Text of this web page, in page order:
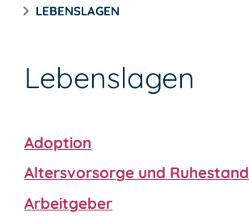
LEBENSLAGEN
Lebenslagen
Adoption
Altersvorsorge und Ruhestand
Arbeitgeber